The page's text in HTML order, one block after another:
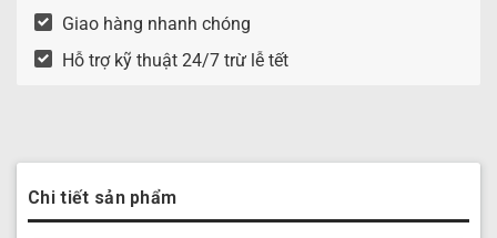
Giao hàng nhanh chóng
Hỗ trợ kỹ thuật 24/7 trừ lễ tết
Chi tiết sản phẩm